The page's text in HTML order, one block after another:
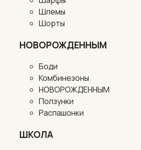
Шлемы
Шорты
НОВОРОЖДЕННЫМ
Боди
Комбинезоны
НОВОРОЖДЕННЫМ
Ползунки
Распашонки
ШКОЛА